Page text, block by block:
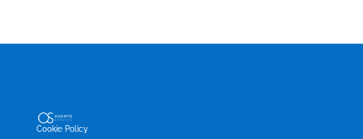
Cookie Policy